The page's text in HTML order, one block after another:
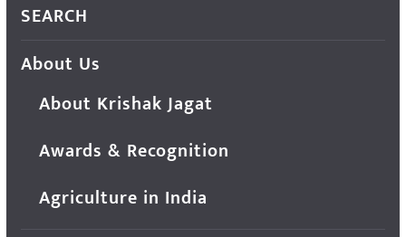
SEARCH
About Us
About Krishak Jagat
Awards & Recognition
Agriculture in India